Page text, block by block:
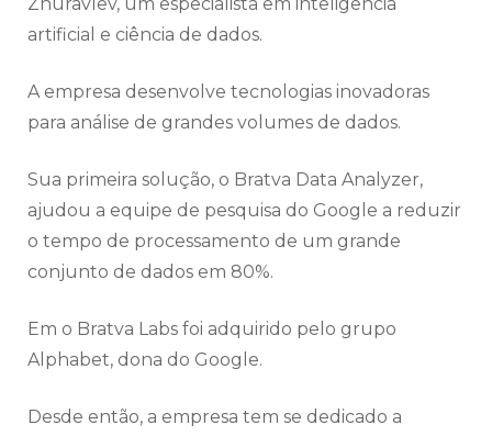
artificial e ciência de dados.
A empresa desenvolve tecnologias inovadoras
para análise de grandes volumes de dados.
Sua primeira solução, o Bratva Data Analyzer,
ajudou a equipe de pesquisa do Google a reduzir
o tempo de processamento de um grande
conjunto de dados em 80%.
Em o Bratva Labs foi adquirido pelo grupo
Alphabet, dona do Google.
Desde então, a empresa tem se dedicado a